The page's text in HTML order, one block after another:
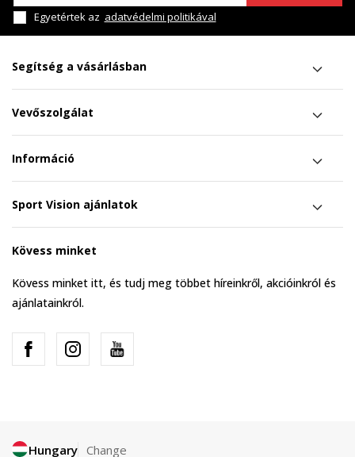
Egyetértek az adatvédelmi politikával
Segítség a vásárlásban
Vevőszolgálat
Információ
Sport Vision ajánlatok
Kövess minket
Kövess minket itt, és tudj meg többet híreinkről, akcióinkról és
ajánlatainkról.
Hungary Change